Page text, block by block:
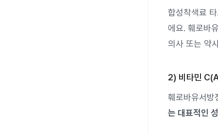
합성착색료
에요. 훼로바
의사 또는 약
2) 비타민
훼로바유서
는 대표적인